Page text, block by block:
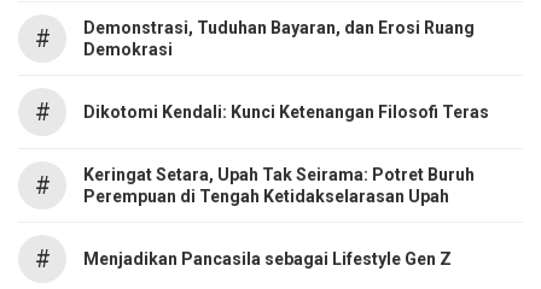
#
Demonstrasi, Tuduhan Bayaran, dan Erosi Ruang
Demokrasi
# Dikotomi Kendali: Kunci Ketenangan Filosofi Teras
#
Keringat Setara, Upah Tak Seirama: Potret Buruh
Perempuan di Tengah Ketidakselarasan Upah
# Menjadikan Pancasila sebagai Lifestyle Gen Z